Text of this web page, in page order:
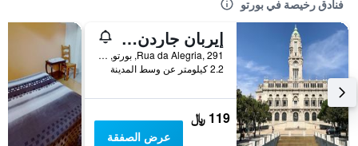
فنادق رخيصة في بورتو
إيربان جاردن بورتو سنترال هوستل
Rua da Alegria, 291, بورتو, محافظة بورتو, البرتغال
2.2 كيلومتر عن وسط المدينة
119 ﷼
عرض الصفقة